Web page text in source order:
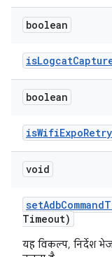
boolean
isLogcat
boolean
isWifiExpoRetry
void
setAdbCommand
Timeout)
यह विकल्प, निर्देश